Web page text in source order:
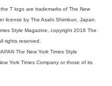
T logo are trademarks of The New
license by The Asahi Shimbun, Japan.
Style Magazine, copyright 2016 The
rights reserved.
The New York Times Style
York Times Company or those of its